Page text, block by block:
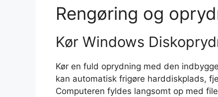
Rengøring og
Kør Windows
Kør en fuld oprydning med den
kan automatisk frigøre harddiskplads,
Computeren fyldes langsomt op med